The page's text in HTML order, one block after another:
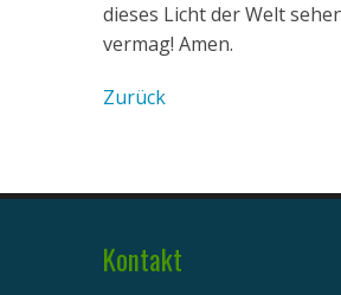
dieses Licht der Welt
vermag! Amen.
Zurück
Kontakt